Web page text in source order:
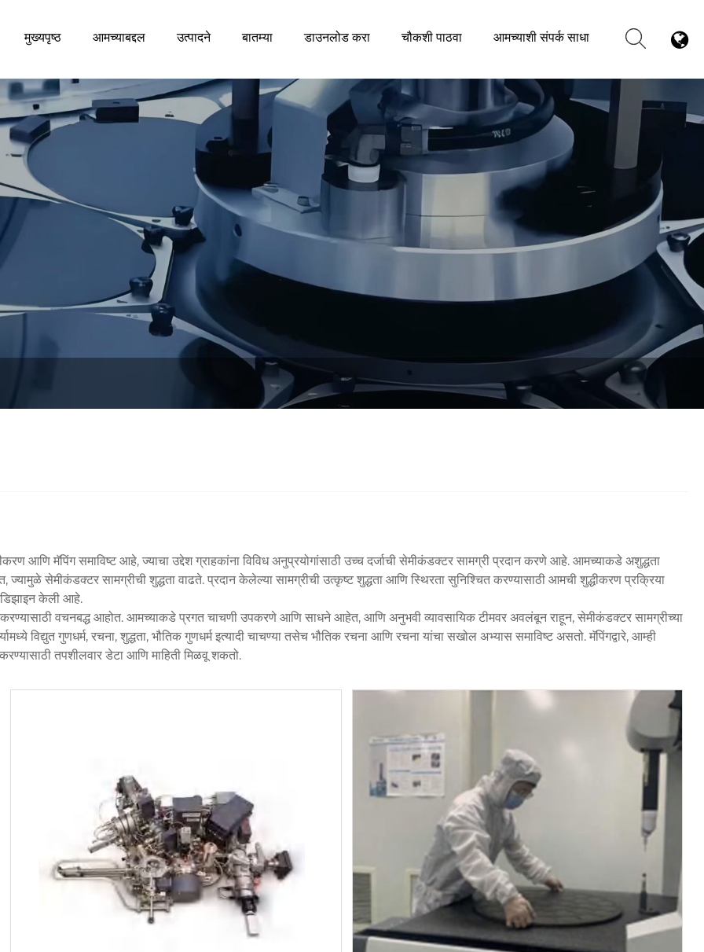
मुख्यपृष्ठ आमच्याबद्दल उत्पादने बातम्या डाउनलोड करा चौकशी पाठवा आमच्याशी संपर्क साधा
आणि मॅपिंग समाविष्ट आहे, ज्याचा उद्देश ग्राहकांना विविध अनुप्रयोगांसाठी उच्च दर्जाची सेमीकंडक्टर सामग्री प्रदान करणे आहे. आमच्याकडे अशुद्धता
सेमीकंडक्टर सामग्रीची शुद्धता वाढते. प्रदान केलेल्या सामग्रीची उत्कृष्ट शुद्धता आणि स्थिरता सुनिश्चित करण्यासाठी आमची शुद्धीकरण प्रक्रिया
डिझाइन केली आहे.
करण्यासाठी वचनबद्ध आहोत. आमच्याकडे प्रगत चाचणी उपकरणे आणि साधने आहेत, आणि अनुभवी व्यावसायिक टीमवर अवलंबून राहून, सेमीकंडक्टर सामग्रीच्या
विद्युत गुणधर्म, रचना, शुद्धता, भौतिक गुणधर्म इत्यादी चाचण्या तसेच भौतिक रचना आणि रचना यांचा सखोल अभ्यास समाविष्ट असतो. मॅपिंगद्वारे, आम्ही
तपशीलवार डेटा आणि माहिती मिळवू शकतो.